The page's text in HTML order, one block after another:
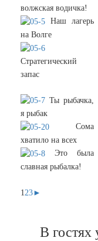
волжская водичка!
Наш лагерь
на Волге
Стратегический
запас
Ты рыбачка,
я рыбак
Сома
хватило на всех
Это была
славная рыбалка!
123►
В гостях